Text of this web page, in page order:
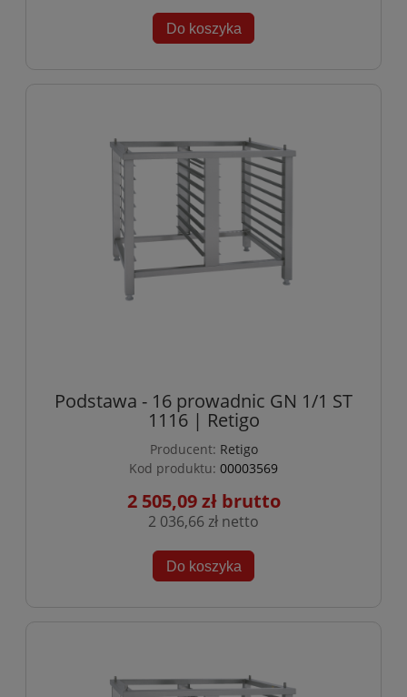
Do koszyka
Podstawa - 16 prowadnic GN 1/1 ST
1116 | Retigo
Producent: Retigo
Kod produktu: 00003569
2 505,09 zł
2 036,66 zł
Do koszyka